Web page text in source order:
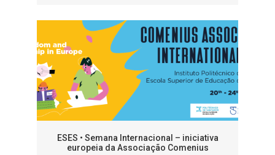
ESES • Semana Internacional – iniciativa
europeia da Associação Comenius